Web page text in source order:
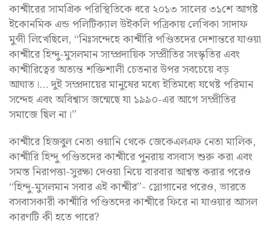
কাশ্মীরের সামগ্রিক পরিস্থিতিকে ধরে ২০১৩ সালের ৩১শে আগষ্ট
ইকোনমিক এন্ড পলিটিক্যাল উইকলি পত্রিকায় লেখিকা সাদাফ
মুন্সী লিখেছিলে, “নিঃসন্দেহে কাশ্মীরি পণ্ডিতদের দেশান্তরে যাওয়া
কাশ্মীরে হিন্দু-মুসলমান সাম্প্রদায়িক সম্প্রীতির সংস্কৃতির এবং
কাশ্মীরিত্বের অত্যন্ত শক্তিশালী চেতনার উপর সবচেয়ে বড়
আঘাত।… দুই সম্প্রদায়ের মানুষের মধ্যে ইতিমধ্যে যথেষ্ট পরিমান
সন্দেহ এবং অবিশ্বাস জন্মেছে যা ১৯৯০-এর আগে সম্প্রীতির
সমাজে ছিল না।”
কাশ্মীরে হিজবুল নেতা ওয়ানি থেকে জেকেএলএফ নেতা মালিক,
কাশ্মীরি হিন্দু পণ্ডিতদের কাশ্মীরে পুনরায় বসবাস শুরু করা এবং
সমস্ত নিরাপত্তা-সুরক্ষা দেওয়া নিয়ে বারবার আশ্বস্ত করার পরেও
“হিন্দু-মুসলমান সবার এই কাশ্মীর”- স্লোগানের পরেও, ভারতে
বসবাসকারী কাশ্মীরি পণ্ডিতদের কাশ্মীরে ফিরে না যাওয়ার আসল
কারণটি কী হতে পারে?